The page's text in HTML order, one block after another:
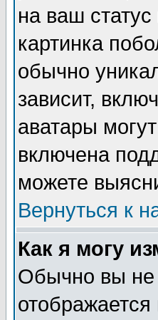
на ваш
картинка
обычно
зависит,
аватары
включена
можете
Вернуться к
Как я могу
Обычно вы не